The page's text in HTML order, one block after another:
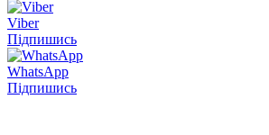
Viber
Підпишись
WhatsApp
Підпишись